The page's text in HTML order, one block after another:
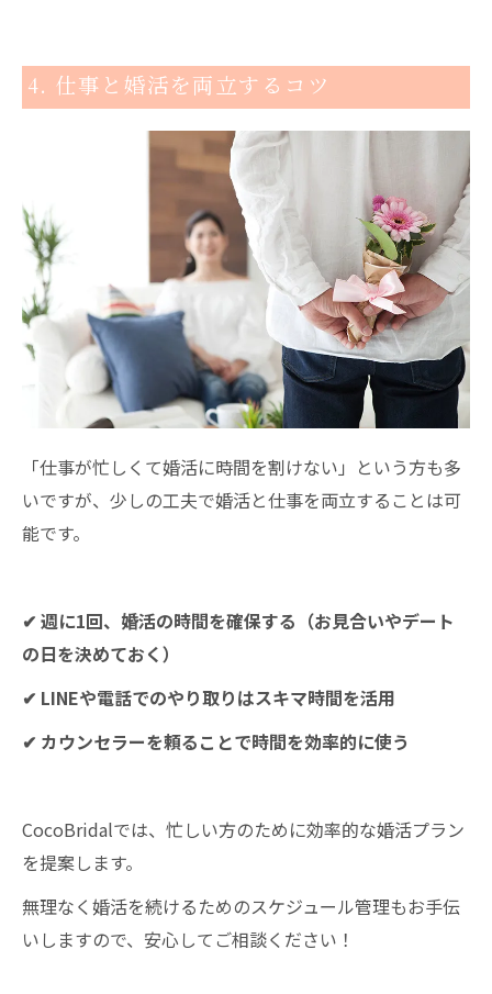
4. 仕事と婚活を両立するコツ
「仕事が忙しくて婚活に時間を割けない」という方も多
いですが、少しの工夫で婚活と仕事を両立することは可
能です。
✔ 週に1回、婚活の時間を確保する（お見合いやデート
の日を決めておく）
✔ LINEや電話でのやり取りはスキマ時間を活用
✔ カウンセラーを頼ることで時間を効率的に使う
CocoBridalでは、忙しい方のために効率的な婚活プラン
を提案します。
無理なく婚活を続けるためのスケジュール管理もお手伝
いしますので、安心してご相談ください！